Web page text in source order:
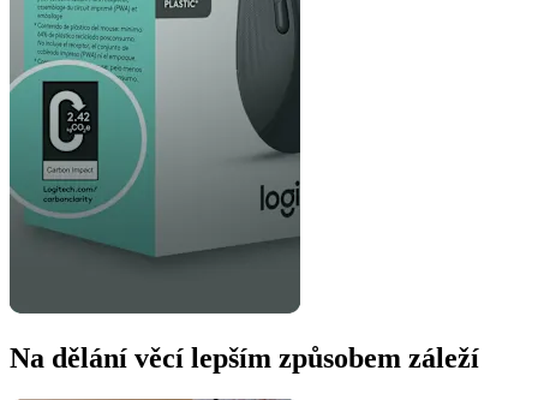
Na dělání věcí lepším způsobem záleží